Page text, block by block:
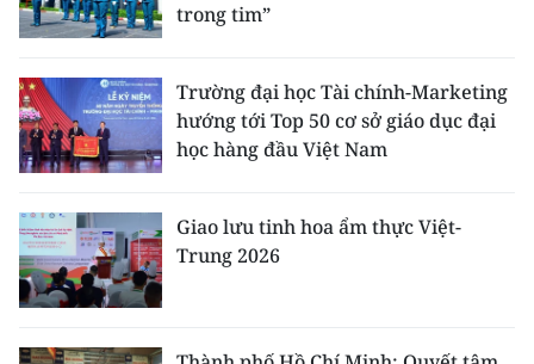
trong tim”
Trường đại học Tài chính-Marketing
hướng tới Top 50 cơ sở giáo dục đại
học hàng đầu Việt Nam
Giao lưu tinh hoa ẩm thực Việt-
Trung 2026